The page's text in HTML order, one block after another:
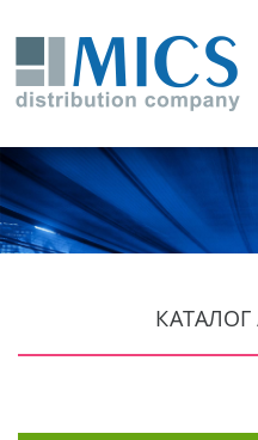
КАТАЛОГ